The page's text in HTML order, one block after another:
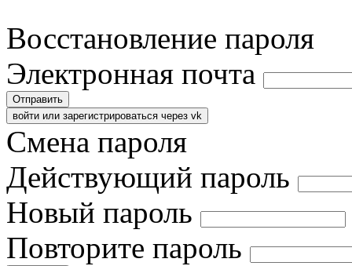
Восстановление пароля
Электронная почта
Отправить
войти или зарегистрироваться через vk
Смена пароля
Действующий пароль
Новый пароль
Повторите пароль